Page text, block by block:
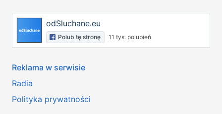
odSluchane.eu
Polub tę stronę 11 tys. polubień
Reklama w serwisie
Radia
Polityka prywatności